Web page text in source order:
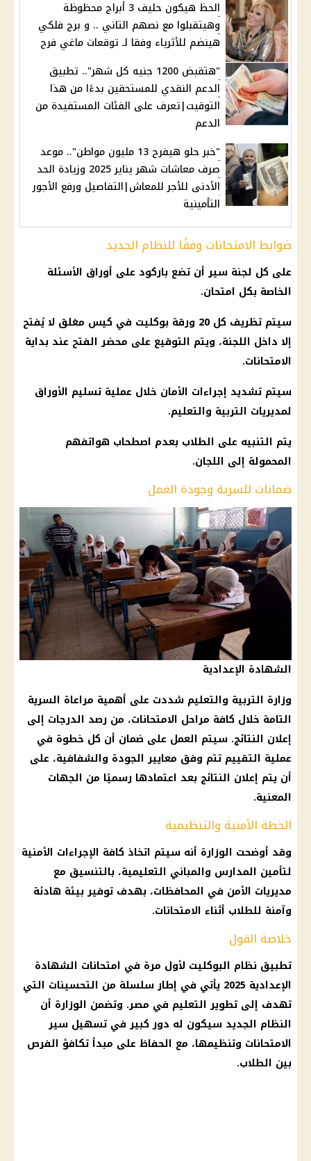
الحظ هيكون حليف 3 أبراج محظوظة
وهيتقبلوا مع نصهم التاني .. و برج فلكي
هينضم للأثرياء وفقا لـ توقعات ماغي فرح
"هتقبض 1200 جنيه كل شهر".. تطبيق
الدعم النقدي للمستحقين بدءًا من هذا
التوقيت|تعرف على الفئات المستفيدة من
الدعم
"خبر حلو هيفرح 13 مليون مواطن".. موعد
صرف معاشات شهر يناير 2025 وزيادة الحد
الأدنى للأجر للمعاش|التفاصيل ورفع الأجور
التأمينية
ضوابط الامتحانات وفقًا للنظام الجديد
على كل لجنة سير أن تضع باركود على أوراق الأسئلة
الخاصة بكل امتحان.
سيتم تظريف كل 20 ورقة بوكليت في كيس مغلق لا يُفتح
إلا داخل اللجنة، ويتم التوقيع على محضر الفتح عند بداية
الامتحانات.
سيتم تشديد إجراءات الأمان خلال عملية تسليم الأوراق
لمديريات التربية والتعليم.
يتم التنبيه على الطلاب بعدم اصطحاب هواتفهم
المحمولة إلى اللجان.
ضمانات للسرية وجودة العمل
الشهادة الإعدادية
وزارة التربية والتعليم شددت على أهمية مراعاة السرية
التامة خلال كافة مراحل الامتحانات، من رصد الدرجات إلى
إعلان النتائج. سيتم العمل على ضمان أن كل خطوة في
عملية التقييم تتم وفق معايير الجودة والشفافية، على
أن يتم إعلان النتائج بعد اعتمادها رسميًا من الجهات
المعنية.
الخطة الأمنية والتنظيمية
وقد أوضحت الوزارة أنه سيتم اتخاذ كافة الإجراءات الأمنية
لتأمين المدارس والمباني التعليمية، بالتنسيق مع
مديريات الأمن في المحافظات، بهدف توفيربيئة هادئة
وآمنة للطلاب أثناء الامتحانات.
خلاصة القول
تطبيق نظام البوكليت لأول مرة في امتحانات الشهادة
الإعدادية
2025 يأتي في إطار سلسلة من التحسينات التي
تهدف إلى تطويرالتعليم في مصر. وتضمن الوزارة أن
النظام الجديد سيكون له دور كبير في تسهيل سير
الامتحانات وتنظيمها، مع الحفاظ على مبدأ تكافؤ الفرص
بين الطلاب.